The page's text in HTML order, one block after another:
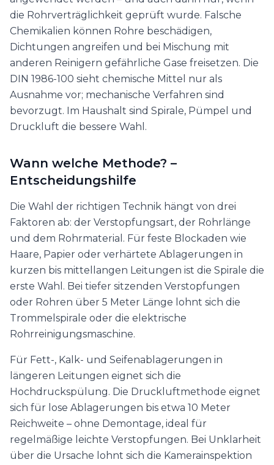
die Rohrverträglichkeit geprüft wurde. Falsche
Chemikalien können Rohre beschädigen,
Dichtungen angreifen und bei Mischung mit
anderen Reinigern gefährliche Gase freisetzen. Die
DIN 1986-100 sieht chemische Mittel nur als
Ausnahme vor; mechanische Verfahren sind
bevorzugt. Im Haushalt sind Spirale, Pümpel und
Druckluft die bessere Wahl.
Wann welche Methode? –
Entscheidungshilfe
Die Wahl der richtigen Technik hängt von drei
Faktoren ab: der Verstopfungsart, der Rohrlänge
und dem Rohrmaterial. Für feste Blockaden wie
Haare, Papier oder verhärtete Ablagerungen in
kurzen bis mittellangen Leitungen ist die Spirale die
erste Wahl. Bei tiefer sitzenden Verstopfungen
oder Rohren über 5 Meter Länge lohnt sich die
Trommelspirale oder die elektrische
Rohrreinigungsmaschine.
Für Fett-, Kalk- und Seifenablagerungen in
längeren Leitungen eignet sich die
Hochdruckspülung. Die Druckluftmethode eignet
sich für lose Ablagerungen bis etwa 10 Meter
Reichweite – ohne Demontage, ideal für
regelmäßige leichte Verstopfungen. Bei Unklarheit
über die Ursache lohnt sich die Kamerainspektion